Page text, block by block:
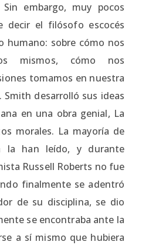
embargo, muy pocos
decir el filósofo escocés
humano: sobre cómo nos
mismos, cómo nos
tomamos en nuestra
desarrolló sus ideas
en una obra genial, La
morales. La mayoría de
la han leído, y durante
Russell Roberts no fue
finalmente se adentró
de su disciplina, se dio
se encontraba ante la
a sí mismo que hubiera